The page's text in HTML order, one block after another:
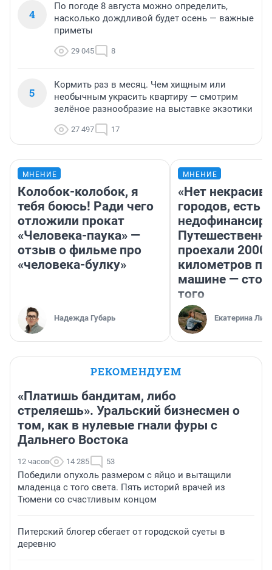
4
По погоде 8 августа можно определить,
насколько дождливой будет осень — важные
приметы
29 045 8
5
Кормить раз в месяц. Чем хищным или
необычным украсить квартиру — смотрим
зелёное разнообразие на выставке экзотики
27 497 17
МНЕНИЕ
Колобок-колобок, я
тебя боюсь! Ради чего
отложили прокат
«Человека-паука» —
отзыв о фильме про
«человека-булку»
Надежда Губарь
МНЕНИЕ
«Нет
городов, есть
проехали 2000
километров по
машине —
того
Екатерина
РЕКОМЕНДУЕМ
«Платишь бандитам, либо
стреляешь». Уральский бизнесмен о
том, как в нулевые гнали фуры с
Дальнего Востока
12 часов 14 285 53
Победили опухоль размером с яйцо и вытащили
младенца с того света. Пять историй врачей из
Тюмени со счастливым концом
Питерский блогер сбегает от городской суеты в
деревню